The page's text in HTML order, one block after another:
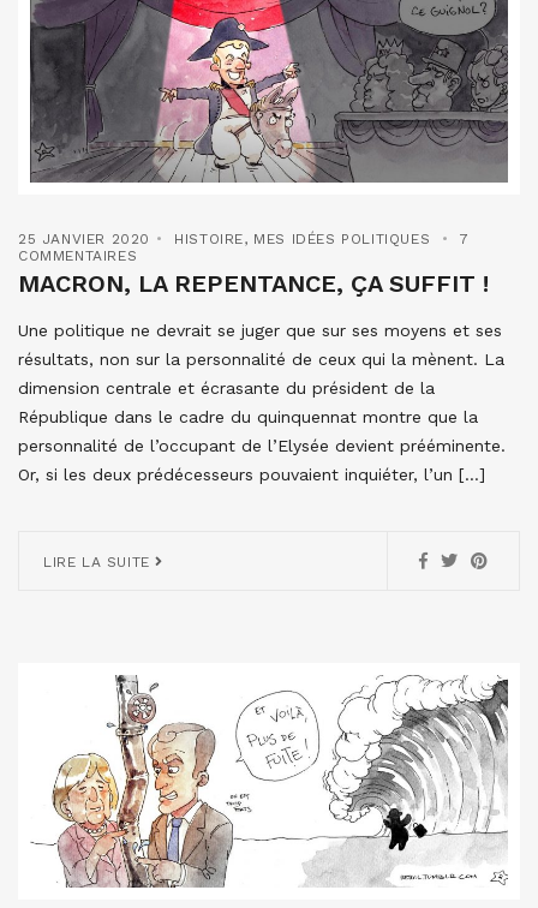
25 JANVIER 2020 HISTOIRE, MES IDÉES POLITIQUES
7
COMMENTAIRES
MACRON, LA REPENTANCE, ÇA SUFFIT !
Une politique ne devrait se juger que sur ses moyens et ses
résultats, non sur la personnalité de ceux qui la mènent. La
dimension centrale et écrasante du président de la
République dans le cadre du quinquennat montre que la
personnalité de l’occupant de l’Elysée devient prééminente.
Or, si les deux prédécesseurs pouvaient inquiéter, l’un […]
LIRE LA SUITE